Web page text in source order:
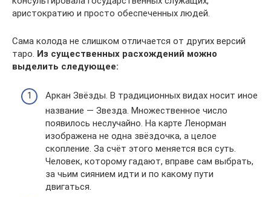
аристократию и просто обеспеченных людей.
Сама колода не слишком отличается от других версий
таро. Из существенных расхождений можно
выделить следующее:
Аркан Звёзды. В традиционных видах носит иное
название — Звезда. Множественное число
появилось неслучайно. На карте Ленорман
изображена не одна звёздочка, а целое
скопление. За счёт этого меняется вся суть.
Человек, которому гадают, вправе сам выбрать,
за чьим сиянием идти и по какому пути
двигаться.